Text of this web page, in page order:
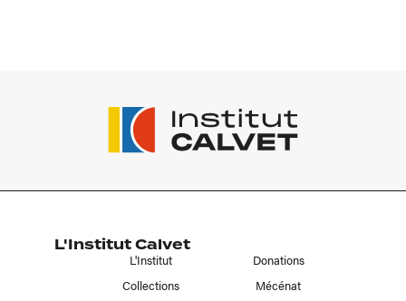
L'Institut Calvet
L'Institut
Collections
Donations
Mécénat